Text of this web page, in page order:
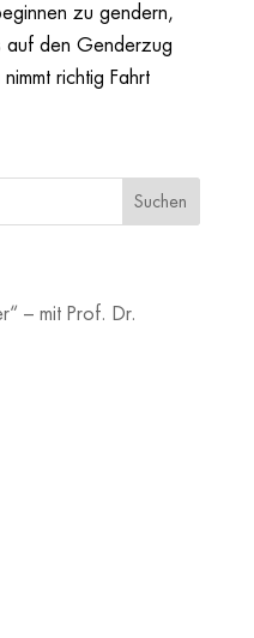
zu gendern,
auf den Genderzug
richtig Fahrt
– mit Prof. Dr.